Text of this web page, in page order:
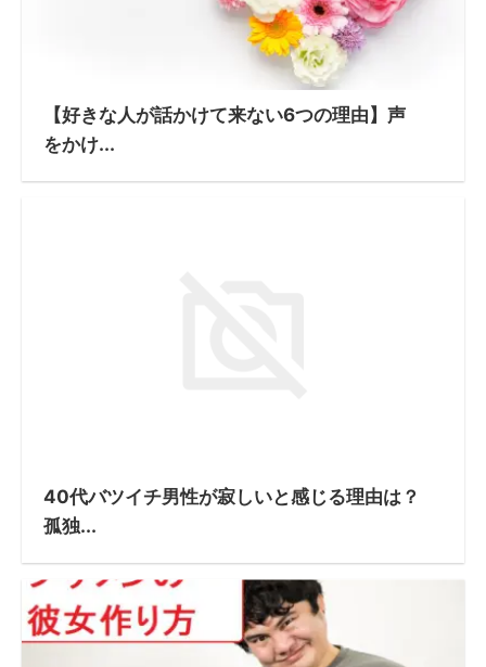
【好きな人が話かけて来ない6つの理由】声
をかけ...
40代バツイチ男性が寂しいと感じる理由は？
孤独...